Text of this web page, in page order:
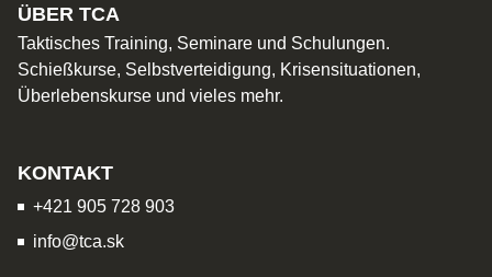
ÜBER TCA
Taktisches Training, Seminare und Schulungen.
Schießkurse, Selbstverteidigung, Krisensituationen,
Überlebenskurse und vieles mehr.
KONTAKT
+421 905 728 903
info@tca.sk